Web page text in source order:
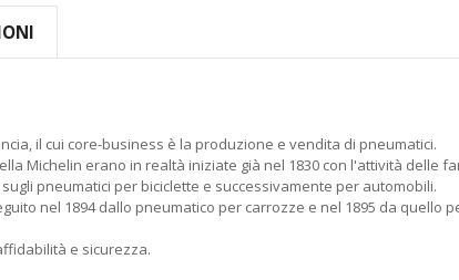
il cui core-business è la produzione e vendita di pneumatici.
Michelin erano in realtà iniziate già nel 1830 con l'attività delle
pneumatici per biciclette e successivamente per automobili.
nel 1894 dallo pneumatico per carrozze e nel 1895 da
e sicurezza.